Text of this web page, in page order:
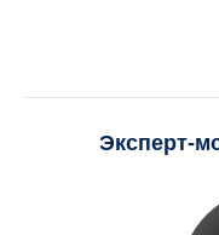
Эксперт-